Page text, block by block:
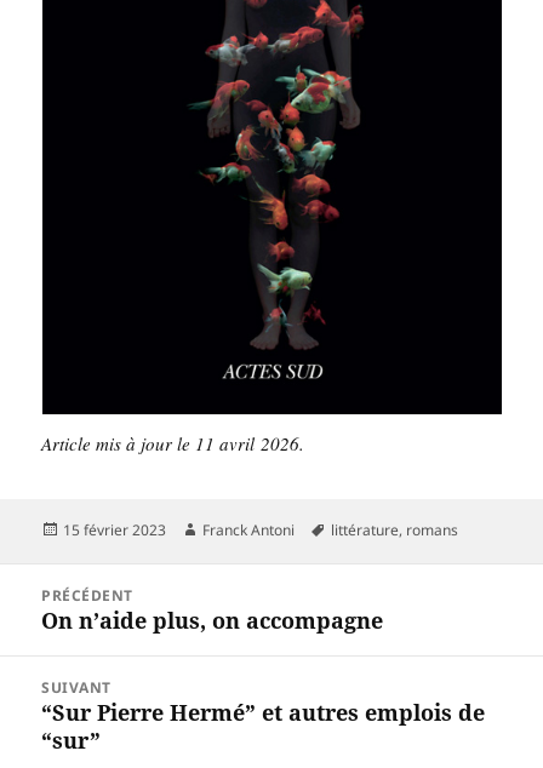
Article mis à jour le 11 avril 2026.
Publié
15 février 2023 Auteur
Franck Antoni
Mots-
littérature, romans
l’article
PRÉCÉDENT
Article
précédent :
On n’aide plus, on accompagne
SUIVANT
Article
suivant :
“Sur Pierre Hermé” et autres emplois de
“sur”